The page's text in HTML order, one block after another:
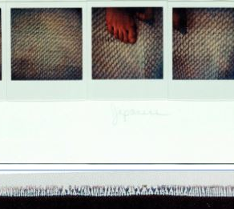
применения трех
— дагеротипа, автохрома
частности, на выставке покажут
из создателей фотографии Луи
придворного фотографа
Леона Жимпеля, Антонена
открыта до 26 января в здании
стран Европы и Америки